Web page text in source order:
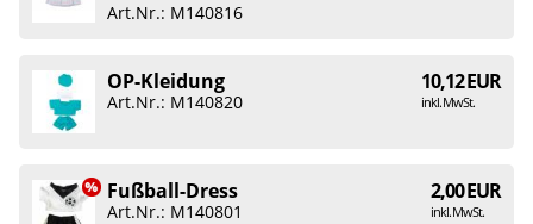
Art.Nr.: M140816
OP-Kleidung 10,12 EUR
inkl. MwSt.
Art.Nr.: M140820
Fußball-Dress 2,00 EUR
inkl. MwSt.
Art.Nr.: M140801